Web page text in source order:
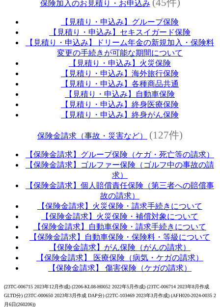
保険加入のお見積り・お申込み
【見積り・申込み】グループ保険
【見積り・申込み】セキスイガード保険
【見積り・申込み】ドリーム年金の新規加入・保険料
変更の手続きが可能な期間について
【見積り・申込み】火災保険
【見積り・申込み】海外旅行保険
【見積り・申込み】各種商品共通
【見積り・申込み】自動車保険
【見積り・申込み】終身医療保険
【見積り・申込み】終身がん保険
保険金請求（事故・災害など） (127件)
【保険金請求】グループ保険（ケガ・死亡等の請求）
【保険金請求】ゴルファー保険（ゴルフ中の事故の請
求）
【保険金請求】個人賠償責任保険（第三者への賠償事
故の請求）
【保険金請求】火災保険・請求手続きについて
【保険金請求】火災保険・補償対象について
【保険金請求】自動車保険・請求手続きについて
【保険金請求】自動車保険・保険料・等級について
【保険金請求】がん保険（がんの請求）
【保険金請求】 医療保険（病気・ケガの請求）
【保険金請求】 傷害保険（ケガの請求）
(23TC-006715 2023年12月作成) (2206-KL08-H0052 2022年5月作成) (23TC-006714 2023年8月作成
GLTD分) (23TC-000650 2023年3月作成 DAP分) (22TC-103469 2023年3月作成) (AFH020-2024-0035 2
月6日(260206))